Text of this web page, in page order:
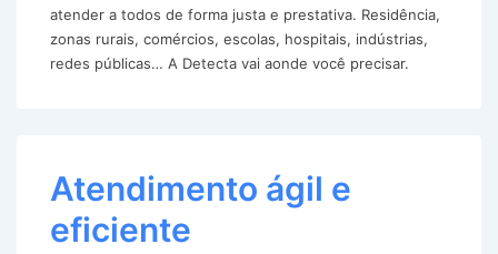
atender a todos de forma justa e prestativa. Residência,
zonas rurais, comércios, escolas, hospitais, indústrias,
redes públicas… A Detecta vai aonde você precisar.
Atendimento ágil e
eficiente